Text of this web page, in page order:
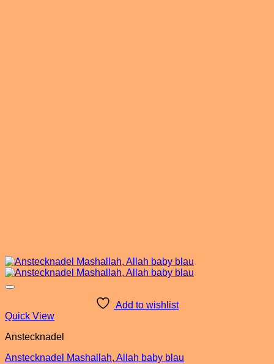
Add to wishlist
Quick View
Anstecknadel
Anstecknadel Mashallah, Allah baby blau